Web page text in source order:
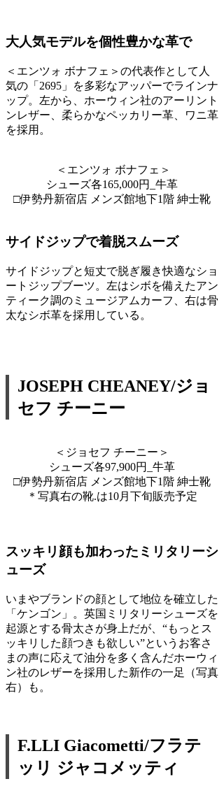
大人気モデルを個性豊かな革で
＜エンツォ ボナフェ＞の代表作として人
気の「2695」を多彩なアッパーでラインナ
ップ。左から、ホーウィン社のアーリント
ンレザー、柔らかなペッカリー革、ワニ革
を採用。
＜エンツォ ボナフェ＞
シューズ各165,000円_牛革
□伊勢丹新宿店 メンズ館地下1階 紳士靴
サイドジップで着脱スムーズ
サイドジップと短丈で脱ぎ履き快適なショ
ートジップブーツ。左はシボを備えたアン
ティーク調のミュージアムカーフ、右は骨
太なシボ革を採用している。
JOSEPH CHEANEY/ジョ
セフ チーニー
＜ジョセフ チーニー＞
シューズ各97,900円_牛革
□伊勢丹新宿店 メンズ館地下1階 紳士靴
＊写真右の靴.は10月下旬販売予定
スッキリ顔も加わったミリタリーシ
ューズ
いまやブランドの顔として地位を確立した
「ケンゴン」。英国ミリタリーシューズを
起源とする骨太さが身上だが、“もっとス
ッキリした顔つきも欲しい”というお客さ
まの声に応えて油分を多く含んだホーウィ
ン社のレザーを採用した新作の一足（写真
右）も。
F.LLI Giacometti/フラテ
ッリ ジャコメッティ